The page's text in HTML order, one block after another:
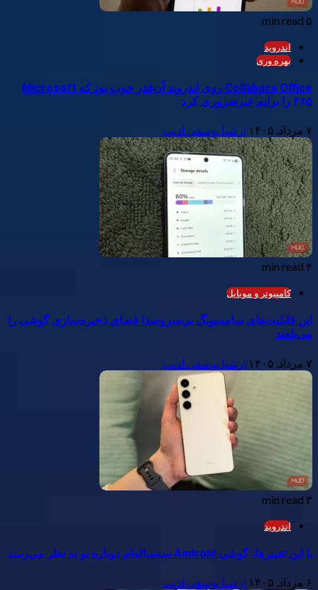
۵ min read
اندروید
بهره وری
Collabora Office روی اندروید آن‌قدر خوب بود که Microsoft
۳۶۵ را برایم غیرضروری کرد
۷ مرداد, ۱۴۰۵ ارشیا یوسفی ادیب
۴ min read
کامپیوتر و موبایل
این قابلیت‌های سامسونگ بی‌سروصدا فضای ذخیره‌سازی گوشی را
می‌بلعند
۷ مرداد, ۱۴۰۵ ارشیا یوسفی ادیب
۳ min read
اندروید
با این تغییرها، گوشی Android سه‌ساله‌ام دوباره نو به نظر می‌رسد
۶ مرداد, ۱۴۰۵ ارشیا یوسفی ادیب